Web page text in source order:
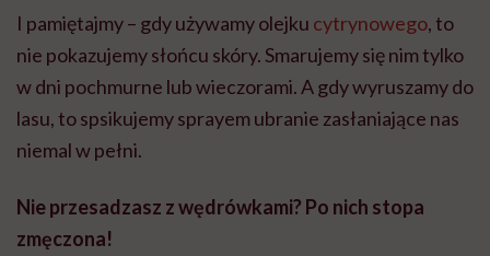
I pamiętajmy – gdy używamy olejku cytrynowego, to
nie pokazujemy słońcu skóry. Smarujemy się nim tylko
w dni pochmurne lub wieczorami. A gdy wyruszamy do
lasu, to spsikujemy sprayem ubranie zasłaniające nas
niemal w pełni.
Nie przesadzasz z wędrówkami? Po nich stopa
zmęczona!